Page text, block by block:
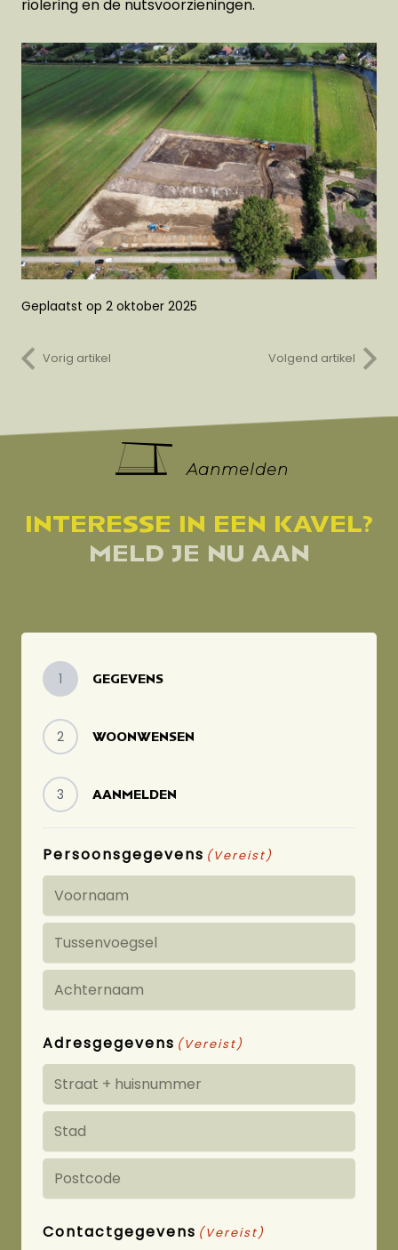
riolering en de nutsvoorzieningen.
Geplaatst op 2 oktober 2025
Vorig artikel Volgend artikel
Aanmelden
INTERESSE IN EEN KAVEL?
MELD JE NU AAN
1 GEGEVENS
2 WOONWENSEN
3 AANMELDEN
Persoonsgegevens (Vereist)
Voornaam
Tussenvoegsel
Adresgegevens (Vereist)
Straat
+
huisnummer
Plaats
Contactgegevens (Vereist)